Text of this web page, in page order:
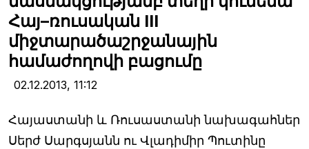
Հայ–ռուսական III
միջտարածաշրջանային
համաժողովի բացումը
02.12.2013, 11:12
Հայաստանի և Ռուսաստանի նախագահներ
Սերժ Սարգսյանն ու Վլադիմիր Պուտինը